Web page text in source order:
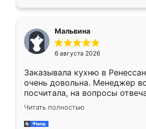
меньше, здесь же он более
Мне нравится ,если что-то
мебели буду заказывать
Мальвина
6 августа 2026
Заказывала кухню в
очень довольна. Менеджер
посчитала, на вопросы
Замерщик приехал в субботу,
делу со всей
за день, ребята работали
Читать полностью